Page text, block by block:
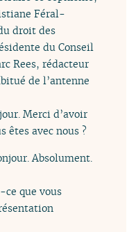
Féral-
droit des
du Conseil
Rees, rédacteur
de l’antenne
Merci d’avoir
êtes avec nous ?
Absolument.
ce que vous